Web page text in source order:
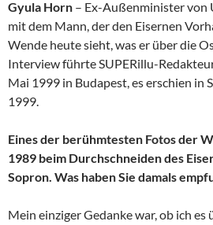
Gyula Horn – Ex-Außenminister von
mit dem Mann, der den Eisernen
Wende heute sieht, was er über die
Interview führte SUPERillu-
Mai 1999 in Budapest, es erschien in
1999.
Eines der berühmtesten Fotos der
1989 beim Durchschneiden des
Sopron. Was haben Sie damals
Mein einziger Gedanke war, ob ich es